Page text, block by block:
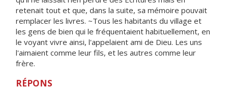
retenait tout et que, dans la suite, sa mémoire pouvait
remplacer les livres. ~Tous les habitants du village et
les gens de bien qui le fréquentaient habituellement, en
le voyant vivre ainsi, l'appelaient ami de Dieu. Les uns
l'aimaient comme leur fils, et les autres comme leur
frère.
RÉPONS